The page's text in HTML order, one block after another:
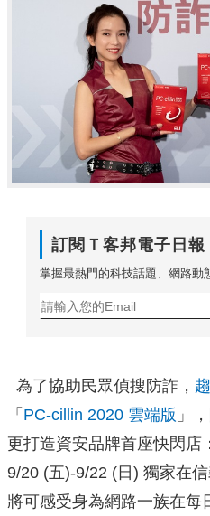
訂閱Ｔ客邦電子日報
掌握最熱門的科技話題、網路動
為了協助民眾偵搜防詐，
「 PC-cillin 2020 雲端版 」
更打造資安品牌首座快閃店
9/20 (五)-9/22 (日) 獨家在
將可感受身為網路一族在每